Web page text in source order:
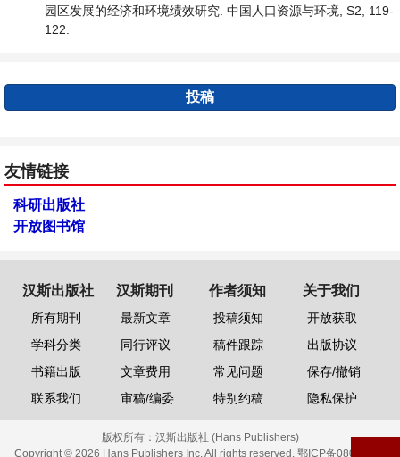
园区发展的经济和环境绩效研究. 中国人口资源与环境, S2, 119-
122.
投稿
友情链接
科研出版社
开放图书馆
汉斯出版社
所有期刊
学科分类
书籍出版
联系我们
汉斯期刊
最新文章
同行评议
文章费用
审稿/编委
作者须知
投稿须知
稿件跟踪
常见问题
特别约稿
关于我们
开放获取
出版协议
保存/撤销
隐私保护
版权所有： 汉斯出版社 (Hans Publishers)
Copyright © 2026 Hans Publishers Inc. All rights reserved. 鄂ICP备08006613